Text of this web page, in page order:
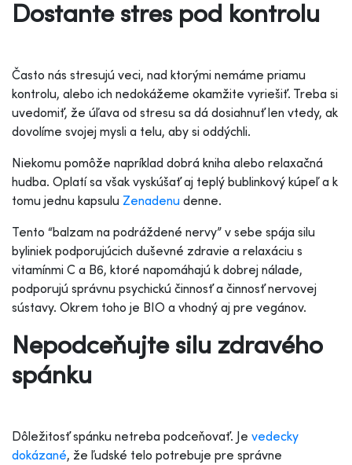
Dostante stres pod kontrolu
Často nás stresujú veci, nad ktorými nemáme priamu
kontrolu, alebo ich nedokážeme okamžite vyriešiť. Treba si
uvedomiť, že úľava od stresu sa dá dosiahnuť len vtedy, ak
dovolíme svojej mysli a telu, aby si oddýchli.
Niekomu pomôže napríklad dobrá kniha alebo relaxačná
hudba. Oplatí sa však vyskúšať aj teplý bublinkový kúpeľ a k
tomu jednu kapsulu Zenadenu denne.
Tento “balzam na podráždené nervy” v sebe spája silu
byliniek podporujúcich duševné zdravie a relaxáciu s
vitamínmi C a B6, ktoré napomáhajú k dobrej nálade,
podporujú správnu psychickú činnosť a činnosť nervovej
sústavy. Okrem toho je BIO a vhodný aj pre vegánov.
Nepodceňujte silu zdravého
spánku
Dôležitosť spánku netreba podceňovať. Je vedecky
dokázané, že ľudské telo potrebuje pre správne